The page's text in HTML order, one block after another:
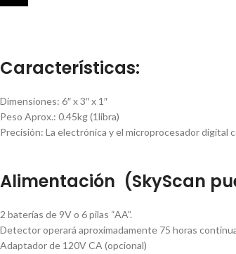
Características:
Dimensiones: 6″ x 3″ x 1″
Peso Aprox.: 0.45kg (1libra)
Precisión: La electrónica y el microprocesador digital
Alimentación (SkyScan
2 baterías de 9V o 6 pilas “AA”.
Detector operará aproximadamente 75 horas
Adaptador de 120V CA (opcional)